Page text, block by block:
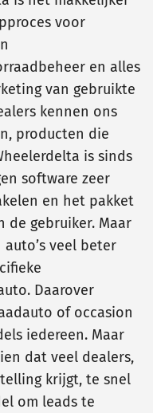
voor
en alles
van gebruikte
kennen ons
producten die
is sinds
software zeer
en het pakket
de gebruiker. Maar
veel beter
Daarover
of occasion
iedereen. Maar
dat veel dealers,
krijgt, te snel
om leads te